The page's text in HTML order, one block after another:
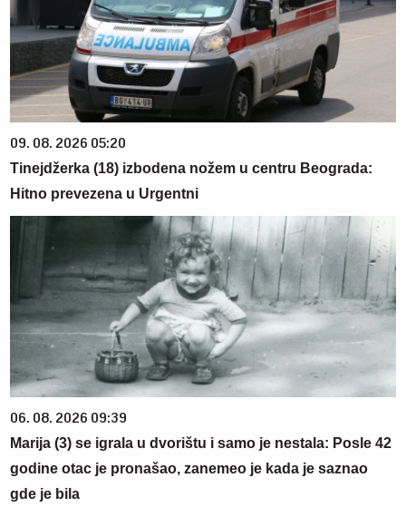
09. 08. 2026 05:20
Tinejdžerka (18) izbodena nožem u centru Beograda:
Hitno prevezena u Urgentni
06. 08. 2026 09:39
Marija (3) se igrala u dvorištu i samo je nestala: Posle 42
godine otac je pronašao, zanemeo je kada je saznao
gde je bila